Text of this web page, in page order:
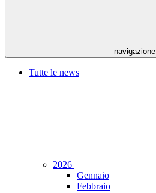
navigazione
Tutte le news
2026
Gennaio
Febbraio